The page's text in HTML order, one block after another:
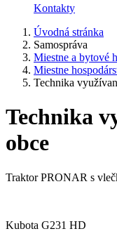
Kontakty
Úvodná stránka
Samospráva
Miestne a bytové
Miestne
Technika
Technika
obce
Traktor PRONAR s
Kubota G231 HD